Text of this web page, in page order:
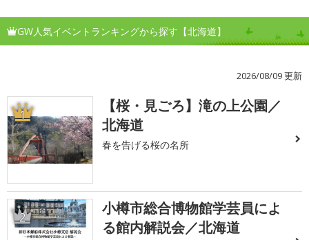
GW人気イベントランキングから探す【北海道】
2026/08/09 更新
1
【桜・見ごろ】滝の上公園／
北海道
春を告げる桜の名所
2
小樽市総合博物館学芸員によ
る館内解説会／北海道